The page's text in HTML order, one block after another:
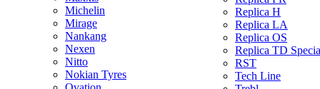
Michelin
Mirage
Nankang
Nexen
Nitto
Nokian Tyres
Replica H
Replica LA
Replica OS
Replica TD
RST
Tech Line